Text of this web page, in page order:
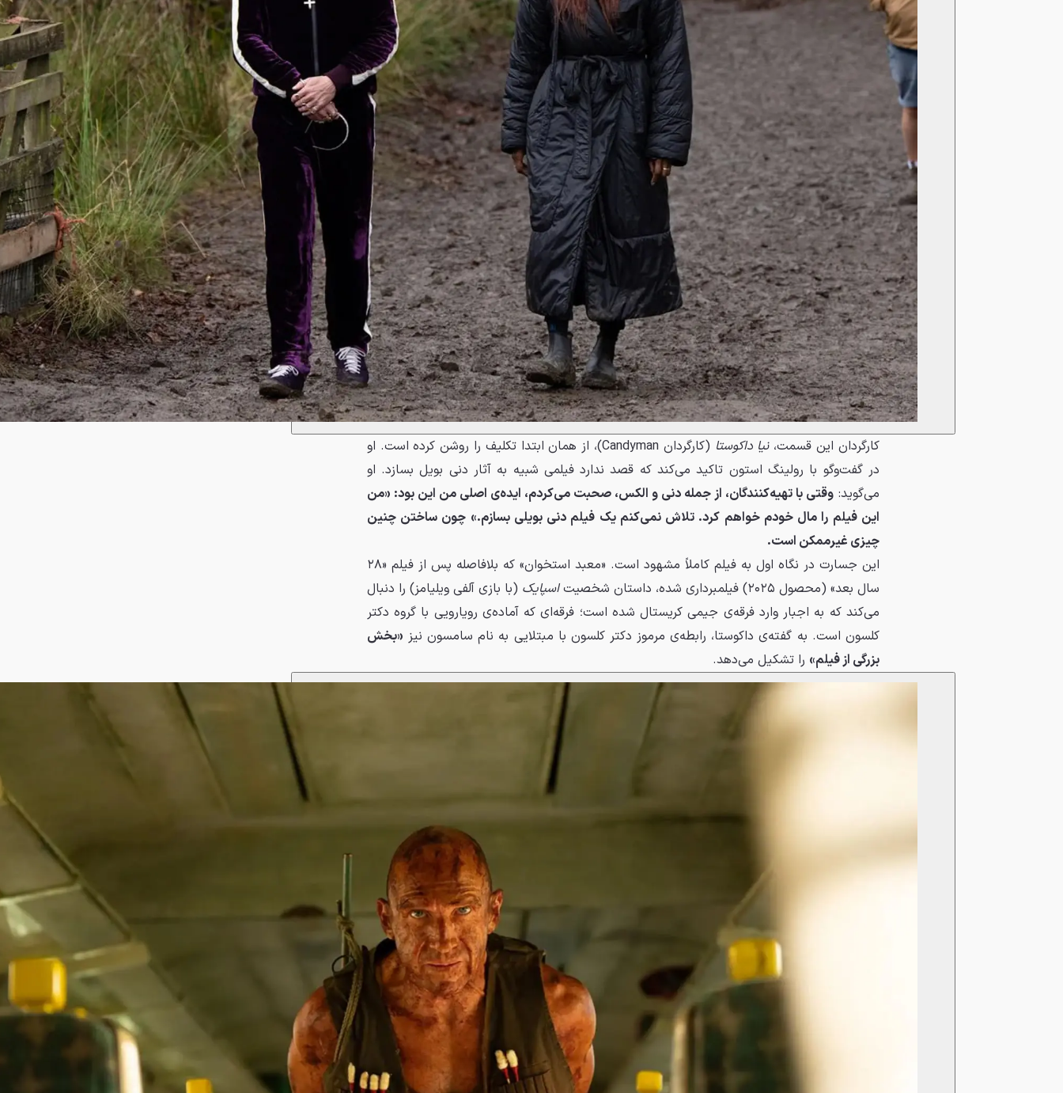
کارگردان این قسمت،نیا داکوستا
(کارگردان Candyman)، از همان ابتدا تکلیف را روشن کرده است. او
در گفت‌وگو با رولینگ استون تاکید می‌کند که قصد ندارد فیلمی شبیه به آثار دنی بویل بسازد. او
می‌گوید:وقتی با تهیه‌کنندگان، از جمله دنی و الکس، صحبت می‌کردم، ایده‌ی اصلی من این بود: «من
این فیلم را مال خودم خواهم کرد. تلاش نمی‌کنم یک فیلم دنی بویلی بسازم.» چون ساختن چنین
چیزی غیرممکن است.
این جسارت در نگاه اول به فیلم کاملاً مشهود است. «معبد استخوان» که بلافاصله پس از فیلم «۲۸
سال بعد» (محصول ۲۰۲۵) فیلمبرداری شده، داستان شخصیت
اسپایک (با بازی آلفی ویلیامز) را دنبال
می‌کند که به اجبار وارد فرقه‌ی جیمی کریستال شده است؛ فرقه‌ای که آماده‌ی رویارویی با گروه دکتر
کلسون است. به گفته‌ی داکوستا، رابطه‌ی مرموز دکتر کلسون با مبتلایی به نام سامسون نیز «بخش
بزرگی از فیلم» را تشکیل می‌دهد.